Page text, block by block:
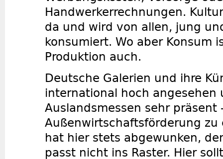
Handwerkerrechnungen.
da und wird von allen, jung
konsumiert. Wo aber Konsum
Produktion auch.
Deutsche Galerien und ihre
international hoch angesehen
Auslandsmessen sehr präsent
Außenwirtschaftsförderung zu
hat hier stets abgewunken,
passt nicht ins Raster. Hier